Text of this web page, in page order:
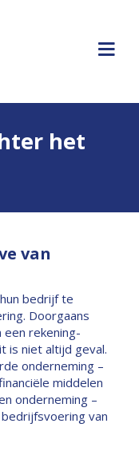
het
van
bedrijf te
Doorgaans
rekening-
is niet altijd geval.
onderneming –
middelen
onderneming –
van